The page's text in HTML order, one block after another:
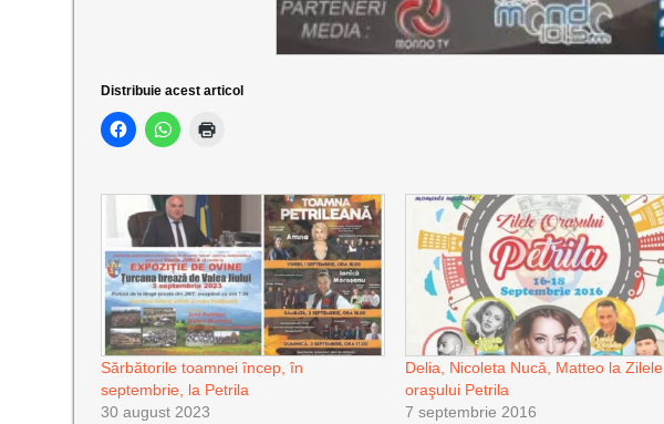
Distribuie acest articol
Sărbătorile toamnei încep, în
septembrie, la Petrila
30 august 2023
Delia, Nicoleta Nucă, Matteo la Zilele
oraşului Petrila
7 septembrie 2016